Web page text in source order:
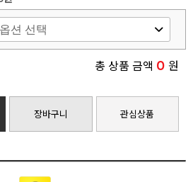
총 상품 금액 0 원
장바구니 관심상품